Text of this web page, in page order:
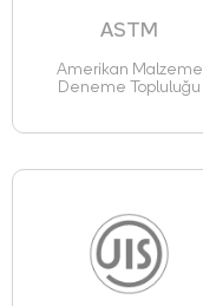
ASTM
Amerikan Malzeme
Deneme Topluluğu